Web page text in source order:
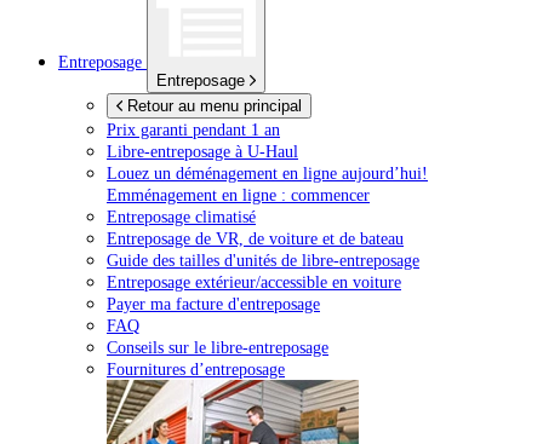
Entreposage
Entreposage
Retour au menu principal
Prix garanti pendant 1 an
Libre-entreposage à U-Haul
Louez un déménagement en ligne aujourd’hui!
Emménagement en ligne : commencer
Entreposage climatisé
Entreposage de VR, de voiture et de bateau
Guide des tailles d'unités de libre-entreposage
Entreposage extérieur/accessible en voiture
Payer ma facture d'entreposage
FAQ
Conseils sur le libre-entreposage
Fournitures d’entreposage